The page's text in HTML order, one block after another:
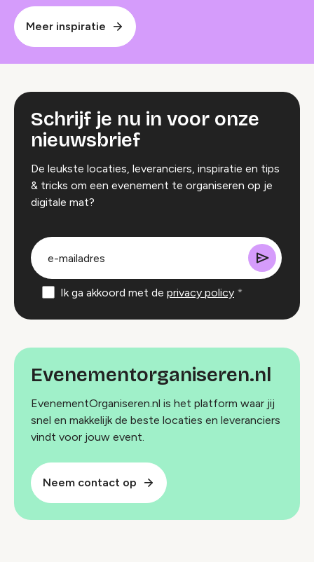
Meer inspiratie
Schrijf je nu in voor onze
nieuwsbrief
De leukste locaties, leveranciers, inspiratie en tips
& tricks om een evenement te organiseren op je
digitale mat?
groep
Ik ga akkoord met de privacy policy
Evenementorganiseren.nl
EvenementOrganiseren.nl is het platform waar jij
snel en makkelijk de beste locaties en leveranciers
vindt voor jouw event.
Neem contact op